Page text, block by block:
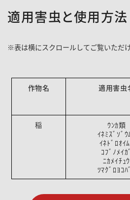
適用害虫と使用方法
作物名
適用害虫
稲
ｳﾝｶ類
ｲﾈﾐｽﾞｿﾞｳ
ｲﾈﾄﾞﾛｵｲ
ｺﾌﾞﾉﾒｲｶﾞ
ﾆｶﾒｲﾁｭｳ
ﾂﾏｸﾞﾛﾖｺﾊ